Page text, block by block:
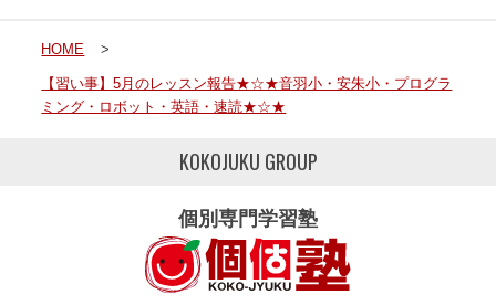
HOME >
【習い事】5月のレッスン報告★☆★音羽小・安朱小・プログラ
ミング・ロボット・英語・速読★☆★
KOKOJUKU GROUP
個別専門学習塾